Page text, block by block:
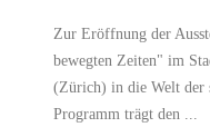
Zur Eröffnung der
bewegten Zeiten" im
(Zürich) in die Welt der
Programm trägt den ...